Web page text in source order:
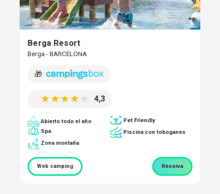
Berga Resort
Berga - BARCELONA
🎁
4,3
Abierto todo el año
Pet Friendly
Spa
Piscina con toboganes
Zona montaña
Web camping Reserva